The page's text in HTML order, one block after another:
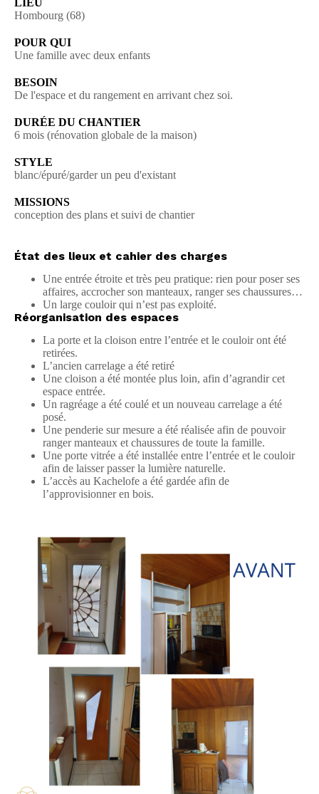
LIEU
Hombourg (68)
POUR QUI
Une famille avec deux enfants
BESOIN
De l'espace et du rangement en arrivant chez soi.
DURÉE DU CHANTIER
6 mois (rénovation globale de la maison)
STYLE
blanc/épuré/garder un peu d'existant
MISSIONS
conception des plans et suivi de chantier
État des lieux et cahier des charges
Une entrée étroite et très peu pratique: rien pour poser ses
affaires, accrocher son manteaux, ranger ses chaussures…
Un large couloir qui n’est pas exploité.
Réorganisation des espaces
La porte et la cloison entre l’entrée et le couloir ont été
retirées.
L’ancien carrelage a été retiré
Une cloison a été montée plus loin, afin d’agrandir cet
espace entrée.
Un ragréage a été coulé et un nouveau carrelage a été
posé.
Une penderie sur mesure a été réalisée afin de pouvoir
ranger manteaux et chaussures de toute la famille.
Une porte vitrée a été installée entre l’entrée et le couloir
afin de laisser passer la lumière naturelle.
L’accès au Kachelofe a été gardée afin de
l’approvisionner en bois.